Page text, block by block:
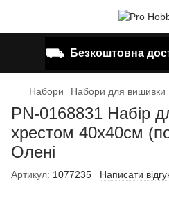
⛟ Безкоштовна
Набори Набори для вишивки
PN-0168831 Набір
хрестом 40х40см
Олені
Артикул: 1077235 Написати